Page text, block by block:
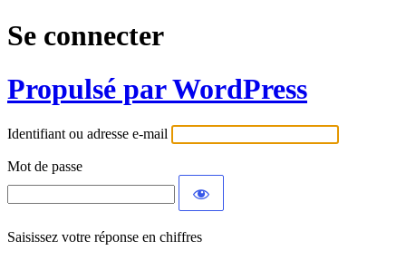
Se connecter
Propulsé par WordPress
Identifiant ou adresse e-mail
Mot de passe
Saisissez votre réponse en chiffres